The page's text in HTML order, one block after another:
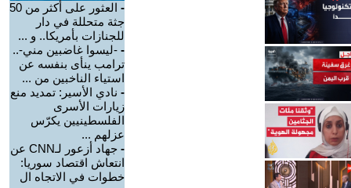
-
العثور على أكثر من 50
جثة متحللة في دار
للجنازات بأمريكا.. و ...
- -ليسوا غاضبين مني-..
ترامب ينأى بنفسه عن
استياء الناخبين من ...
- نادي الأسير: تمديد منع
زيارات الأسرى
الفلسطينيين يكرّس
عزلهم ...
-
جهاد أزعور لـCNN عن
انتعاش اقتصاد سوريا:
خطوات في الاتجاه ال